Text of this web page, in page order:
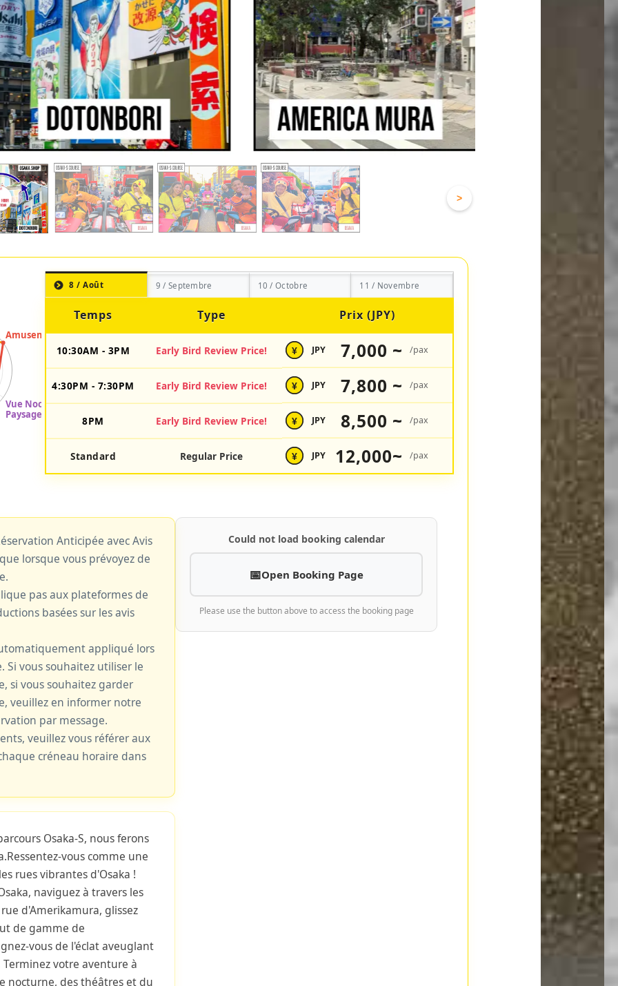
>
8 / Août 9 / Septembre 10 / Octobre 11 / Novembre
Temps Type Prix (JPY)
10:30AM - 3PM Early Bird Review Price! ¥ JPY 7,000 ~ /pax
4:30PM - 7:30PM Early Bird Review Price! ¥ JPY 7,800 ~ /pax
8PM Early Bird Review Price! ¥ JPY 8,500 ~ /pax
Standard Regular Price ¥ JPY 12,000~ /pax
Anticipée avec Avis
lorsque vous prévoyez de
pas aux plateformes de
basées sur les avis
appliqué lors
Si vous souhaitez utiliser le
si vous souhaitez garder
veuillez en informer notre
par message.
veuillez vous référer aux
créneau horaire dans
Osaka-S, nous ferons
vous comme une
rues vibrantes d'Osaka !
naviguez à travers les
d'Amerikamura, glissez
de gamme de
vous de l'éclat aveuglant
votre aventure à
nocturne, des théâtres et du
Could not load booking calendar
Open Booking Page
Please use the button above to access the booking page